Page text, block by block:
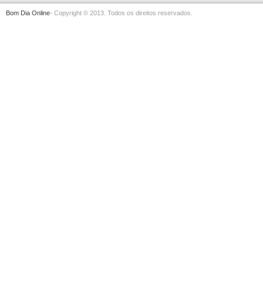
Bom Dia Online- Copyright © 2013. Todos os direitos reservados.